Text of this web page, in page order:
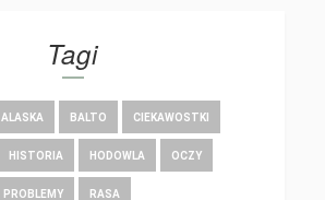
Tagi
ALASKA BALTO CIEKAWOSTKI
HISTORIA HODOWLA OCZY
PROBLEMY RASA